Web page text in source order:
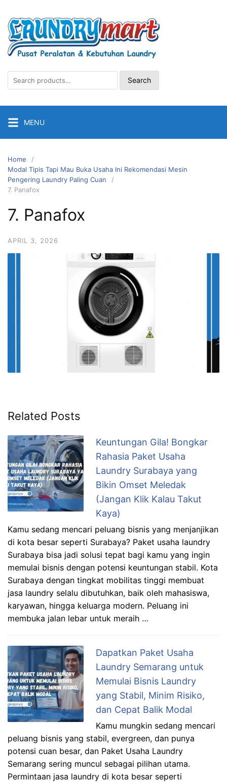
content
Search
for:
Search
MENU
Home
Modal Tipis Tapi Mau Buka Usaha Ini Rekomendasi Mesin
Pengering Laundry Paling Cuan
7. Panafox
7. Panafox
APRIL 3, 2026
Related Posts
Keuntungan Gila! Bongkar
Rahasia Paket Usaha
Laundry Surabaya yang
Bikin Omset Meledak
(Jangan Klik Kalau Takut
Kaya)
Kamu sedang mencari peluang bisnis yang menjanjikan
di kota besar seperti Surabaya? Paket usaha laundry
Surabaya bisa jadi solusi tepat bagi kamu yang ingin
memulai bisnis dengan potensi keuntungan stabil. Kota
Surabaya dengan tingkat mobilitas tinggi membuat
jasa laundry selalu dibutuhkan, baik oleh mahasiswa,
karyawan, hingga keluarga modern. Peluang ini
membuka jalan lebar untuk meraih …
Dapatkan Paket Usaha
Laundry Semarang untuk
Memulai Bisnis Laundry
yang Stabil, Minim Risiko,
dan Cepat Balik Modal
Kamu mungkin sedang mencari
peluang bisnis yang stabil, evergreen, dan punya
potensi cuan besar, dan Paket Usaha Laundry
Semarang sering muncul sebagai pilihan utama.
Permintaan jasa laundry di kota besar seperti